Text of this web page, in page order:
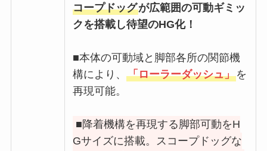
コープドッグが広範囲の可動ギミッ
クを搭載し待望のHG化！
■本体の可動域と脚部各所の関節機
構により、「ローラーダッシュ」を
再現可能。
■降着機構を再現する脚部可動をH
Gサイズに搭載。スコープドッグな